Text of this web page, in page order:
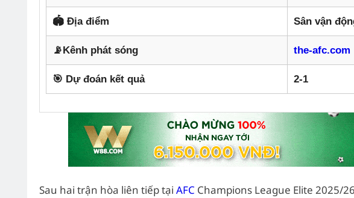
🏟️ Địa điểm Sân vận
📡Kênh phát sóng the-afc.com
🎯 Dự đoán kết quả 2-1
Sau hai trận hòa liên tiếp tại AFC Champions League Elite 2025/